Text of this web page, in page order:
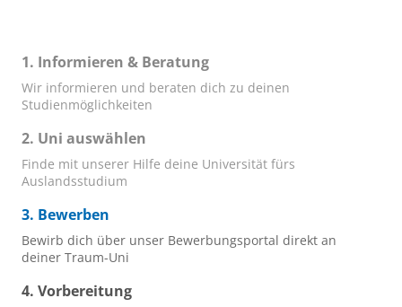
Informieren & Beratung
Wir informieren und beraten dich zu deinen
Studienmöglichkeiten
Uni auswählen
Finde mit unserer Hilfe deine Universität fürs
Auslandsstudium
Bewerben
Bewirb dich über unser Bewerbungsportal direkt an
deiner Traum-Uni
Vorbereitung